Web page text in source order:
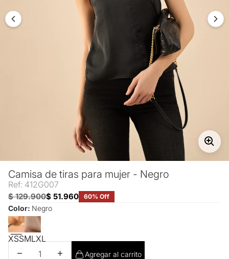
Camisa de tiras para mujer - Negro
Ref: 412G007
$ 129.900$ 51.960 60% Off
Color: Negro
XSSML XL
Disminuir cantidadAumentar cantidad
Agregar al carrito